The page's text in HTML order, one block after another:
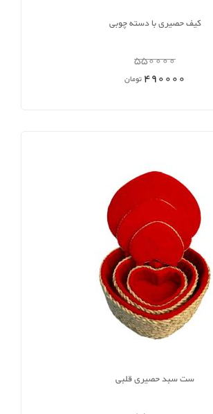
کیف حصیری با دسته چوبی
550000
490000تومان
ست سبد حصیری قلبی